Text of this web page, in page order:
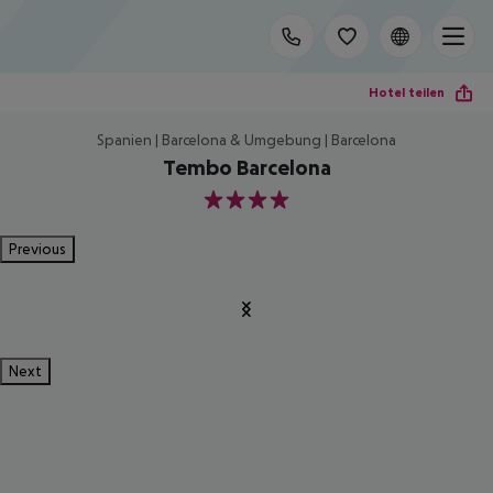
Hotel teilen
Spanien | Barcelona & Umgebung | Barcelona
Tembo Barcelona
4
Previous
Next